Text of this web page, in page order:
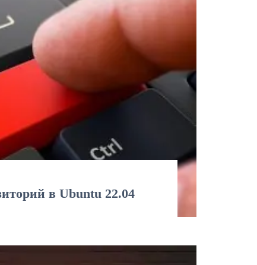
в Ubuntu 22.04